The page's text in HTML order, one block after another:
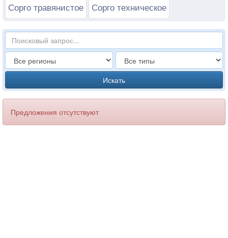
Сорго травянистое
Сорго техническое
Искать
Предложения отсутствуют